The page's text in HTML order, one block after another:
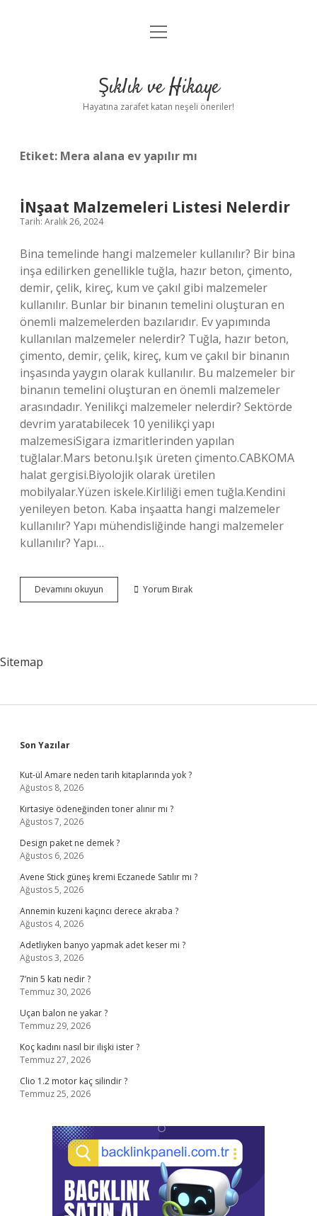
Anasayfa
Yasal Uyarı
menüyü
Şıklık ve Hikaye
Hayatına zarafet katan neşeli öneriler!
Etiket: Mera alana ev yapılır mı
İNşaat Malzemeleri Listesi Nelerdir
Tarih: Aralık 26, 2024
Bina temelinde hangi malzemeler kullanılır? Bir bina
inşa edilirken genellikle tuğla, hazır beton, çimento,
demir, çelik, kireç, kum ve çakıl gibi malzemeler
kullanılır. Bunlar bir binanın temelini oluşturan en
önemli malzemelerden bazılarıdır. Ev yapımında
kullanılan malzemeler nelerdir? Tuğla, hazır beton,
çimento, demir, çelik, kireç, kum ve çakıl bir binanın
inşasında yaygın olarak kullanılır. Bu malzemeler bir
binanın temelini oluşturan en önemli malzemeler
arasındadır. Yenilikçi malzemeler nelerdir? Sektörde
devrim yaratabilecek 10 yenilikçi yapı
malzemesiSigara izmaritlerinden yapılan
tuğlalar.Mars betonu.Işık üreten çimento.CABKOMA
halat gergisi.Biyolojik olarak üretilen
mobilyalar.Yüzen iskele.Kirliliği emen tuğla.Kendini
yenileyen beton. Kaba inşaatta hangi malzemeler
kullanılır? Yapı mühendisliğinde hangi malzemeler
kullanılır? Yapı…
Devamını okuyun
Malzemeleri
Yorum Bırak
Sitemap
Sidebar
Son Yazılar
Kut-ül Amare neden tarih kitaplarında yok ?
Ağustos 8, 2026
Kırtasiye ödeneğinden toner alınır mı ?
Ağustos 7, 2026
Design paket ne demek ?
Ağustos 6, 2026
Avene Stick güneş kremi Eczanede Satılır mı ?
Ağustos 5, 2026
Annemin kuzeni kaçıncı derece akraba ?
Ağustos 4, 2026
Adetliyken banyo yapmak adet keser mi ?
Ağustos 3, 2026
7’nin 5 katı nedir ?
Temmuz 30, 2026
Uçan balon ne yakar ?
Temmuz 29, 2026
Koç kadını nasıl bir ilişki ister ?
Temmuz 27, 2026
Clio 1.2 motor kaç silindir ?
Temmuz 25, 2026